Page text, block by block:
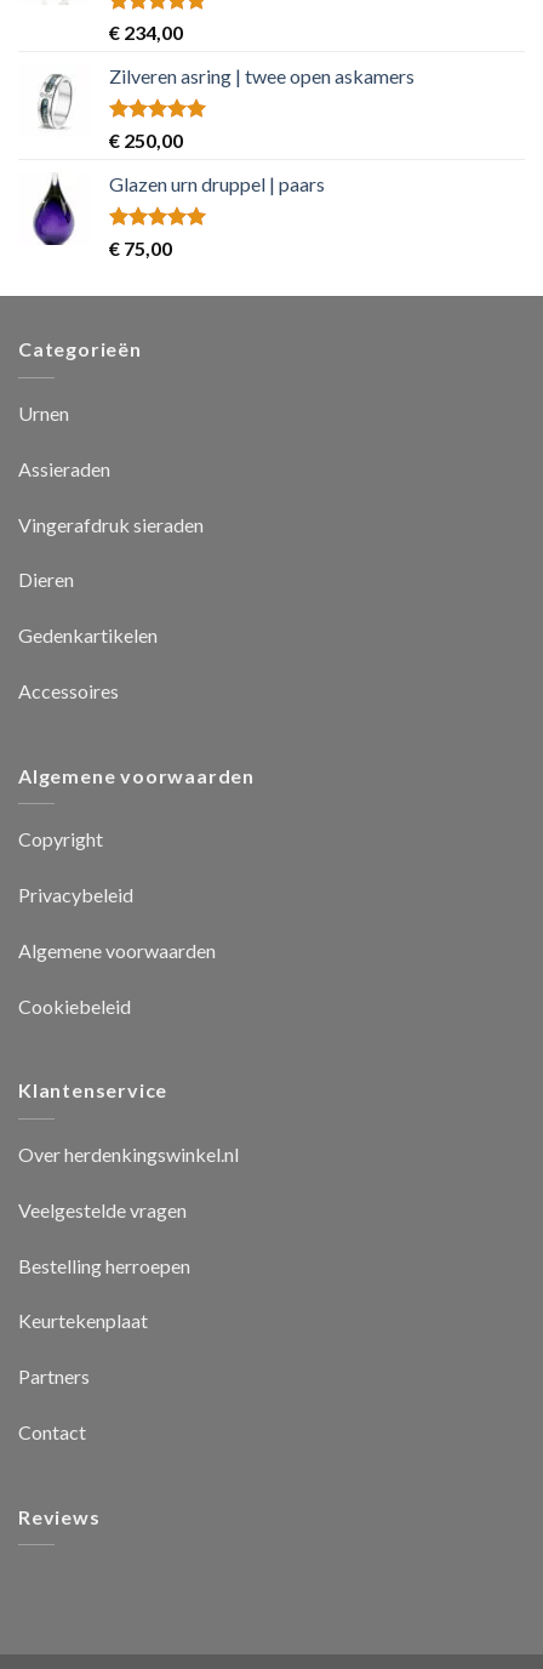
Rated5.00
out of 5
€ 234,00
Zilveren asring | twee open askamers
Rated5.00
out of 5
€ 250,00
Glazen urn druppel | paars
Rated5.00
out of 5
€ 75,00
Categorieën
Urnen
Assieraden
Vingerafdruk sieraden
Dieren
Gedenkartikelen
Accessoires
Algemene voorwaarden
Copyright
Privacybeleid
Algemene voorwaarden
Cookiebeleid
Klantenservice
Over herdenkingswinkel.nl
Veelgestelde vragen
Bestelling herroepen
Keurtekenplaat
Partners
Contact
Reviews